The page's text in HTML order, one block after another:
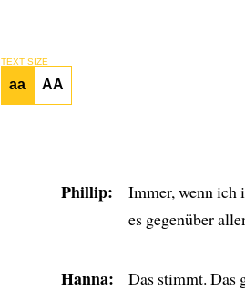
TEXT SIZE
aa AA
Phillip:
Immer, wenn ich
es gegenüber
Hanna: Das stimmt. Das